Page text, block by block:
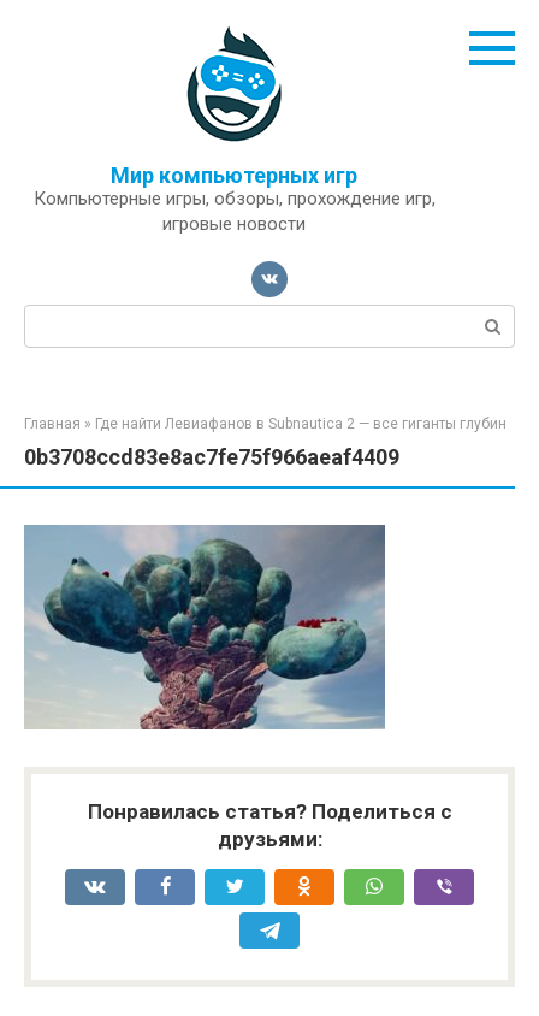
Мир компьютерных игр
Компьютерные игры, обзоры, прохождение игр,
игровые новости
Поиск:
Главная » Где найти Левиафанов в Subnautica 2 — все гиганты глубин
0b3708ccd83e8ac7fe75f966aeaf4409
Понравилась статья? Поделиться с
друзьями: